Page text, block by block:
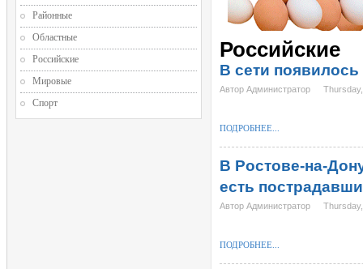
Российские
В сети
Автор Администратор
ПОДРОБНЕЕ...
В Ростове-на-
есть
Автор Администратор
ПОДРОБНЕЕ...
Районные
Областные
Российские
Мировые
Спорт